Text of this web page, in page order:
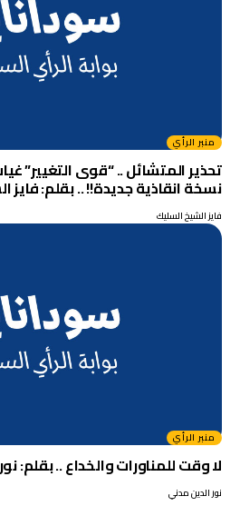
منبر الرأي
تحذير المتشائل .. “قوى التغيير”
نسخة انقاذية جديدة!! .. بقلم: فايز
فايز الشيخ السليك
منبر الرأي
لا وقت للمناورات والخداع .. بقلم:
نور الدين مدني